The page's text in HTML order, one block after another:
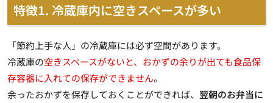
特徴1. 冷蔵庫内に空きスペースが多い
「節約上手な人」の冷蔵庫には必ず空間があります。
冷蔵庫の空きスペースがないと、おかずの余りが出ても食品保
存容器に入れての保存ができません。
余ったおかずを保存しておくことができれば、 翌朝のお弁当に